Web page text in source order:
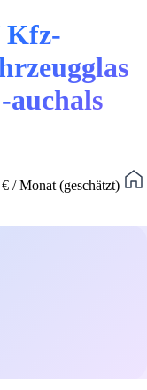
Kfz-
/ Monat (geschätzt)